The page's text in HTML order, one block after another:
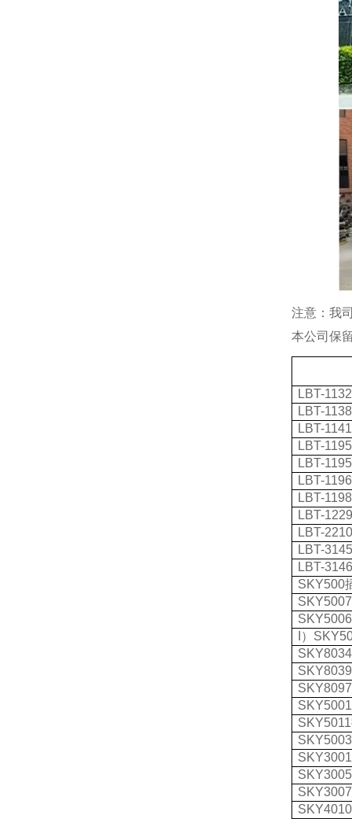
注意：我
本公司保
LBT-1132
LBT-1138
LBT-1141
LBT-1195
LBT-1195
LBT-1196
LBT-1198
LBT-
LBT-
LBT-
LBT-
SKY500
SKY5007
SKY5006
）
SKY8034
SKY8039
SKY8097
SKY5001
SKY5011
SKY5003
SKY3005
SKY3007
SKY4010